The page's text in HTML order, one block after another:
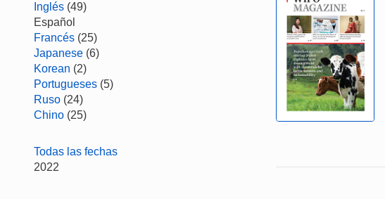
Inglés (49)
Español
Francés (25)
Japanese (6)
Korean (2)
Portugueses (5)
Ruso (24)
Chino (25)
Todas las fechas
2022